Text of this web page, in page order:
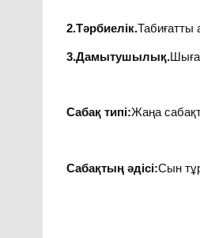
2.Тәрбиелік.Табиғатты
3.Дамытушылық.
Сабақ типі:Жаңа
Сабақтың әдісі:Сын